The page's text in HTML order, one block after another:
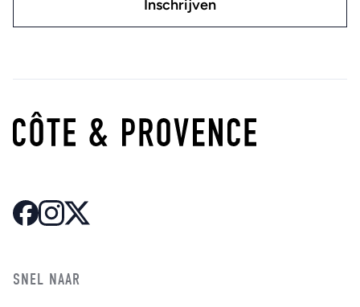
SNEL NAAR